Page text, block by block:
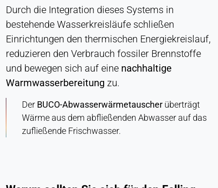
Durch die Integration dieses Systems in
bestehende Wasserkreisläufe schließen
Einrichtungen den thermischen Energiekreislauf,
reduzieren den Verbrauch fossiler Brennstoffe
und bewegen sich auf eine nachhaltige
Warmwasserbereitung zu.
Der BUCO-Abwasserwärmetauscher überträgt
Wärme aus dem abfließenden Abwasser auf das
zufließende Frischwasser.
an den Anbieter übertragen werden.
Vimeo
vuid, player
Vimeo, Inc.
Zweck:
Eingebetteter Videoinhalt
Cookie Laufzeit: